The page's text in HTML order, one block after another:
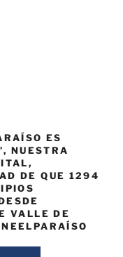
ES
NUESTRA
DE QUE 1294
VALLE DE